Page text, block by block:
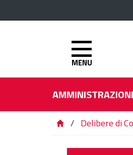
MENU
/ Delibere di